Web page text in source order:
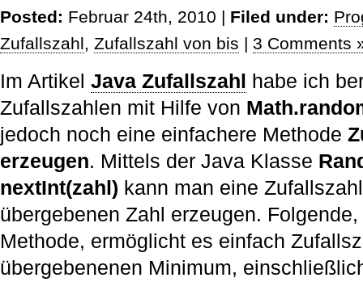
Posted: Februar 24th, 2010 | Filed under:
Zufallszahl, Zufallszahl von bis | 3 Comments
Im Artikel Java Zufallszahl habe ich
Zufallszahlen mit Hilfe von
jedoch noch eine einfachere Methode
erzeugen. Mittels der Java Klasse
nextInt(zahl) kann man eine
übergebenen Zahl erzeugen.
Methode, ermöglicht es einfach
übergebenenen Minimum,